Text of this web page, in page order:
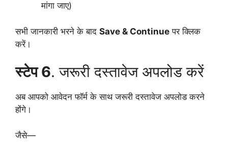
मांगा जाए)
सभी जानकारी भरने के बाद Save & Continue पर क्लिक
करें।
स्टेप 6. जरूरी दस्तावेज अपलोड करें
अब आपको आवेदन फॉर्म के साथ जरूरी दस्तावेज अपलोड करने
होंगे।
जैसे—